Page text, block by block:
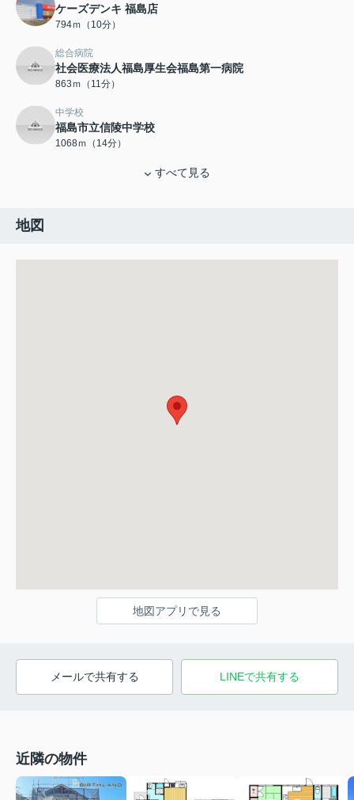
ケーズデンキ 福島店
794ｍ（10分）
総合病院
社会医療法人福島厚生会福島第一病院
863ｍ（11分）
中学校
福島市立信陵中学校
1068ｍ（14分）
すべて見る
地図
地図アプリで見る
メールで共有する LINEで共有する
近隣の物件